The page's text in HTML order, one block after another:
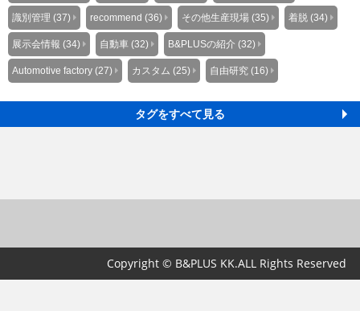
識別管理 (37) recommend (36) その他生産現場 (35) 着脱 (34)
展示会情報 (34) 自動車 (32) B&PLUSの紹介 (32)
Automotive factory (27) カスタム (25) 自由研究 (16)
タグをすべて見る
Copyright © B&PLUS KK.ALL Rights Reserved